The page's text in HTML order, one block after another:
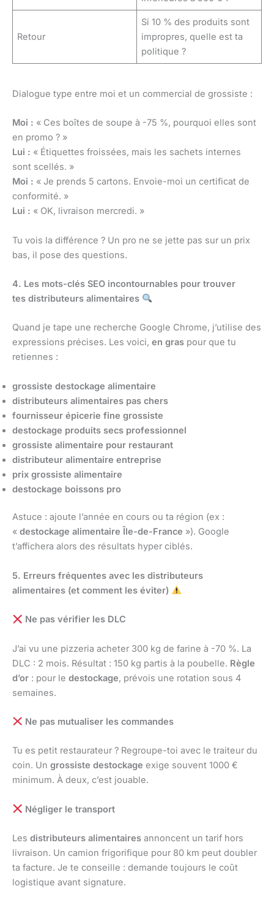
Retour
Si 10 % des produits sont
impropres, quelle est ta
politique ?
Dialogue type entre moi et un commercial de grossiste :
Moi : « Ces boîtes de soupe à -75 %, pourquoi elles sont
en promo ? »
Lui : « Étiquettes froissées, mais les sachets internes
sont scellés. »
Moi : « Je prends 5 cartons. Envoie-moi un certificat de
conformité. »
Lui : « OK, livraison mercredi. »
Tu vois la différence ? Un pro ne se jette pas sur un prix
bas, il pose des questions.
4. Les mots-clés SEO incontournables pour trouver
tes distributeurs alimentaires
Quand je tape une recherche Google Chrome, j’utilise des
expressions précises. Les voici, en gras pour que tu
retiennes :
grossiste destockage alimentaire
distributeurs alimentaires pas chers
fournisseur épicerie fine grossiste
destockage produits secs professionnel
grossiste alimentaire pour restaurant
distributeur alimentaire entreprise
prix grossiste alimentaire
destockage boissons pro
Astuce : ajoute l’année en cours ou ta région (ex :
« destockage alimentaire Île-de-France »). Google
t’affichera alors des résultats hyper ciblés.
5. Erreurs fréquentes avec les distributeurs
alimentaires (et comment les éviter)
Ne pas vérifier les DLC
J’ai vu une pizzeria acheter 300 kg de farine à -70 %. La
DLC : 2 mois. Résultat : 150 kg partis à la poubelle. Règle
d’or : pour le destockage, prévois une rotation sous 4
semaines.
Ne pas mutualiser les commandes
Tu es petit restaurateur ? Regroupe-toi avec le traiteur du
coin. Un grossiste destockage exige souvent 1000 €
minimum. À deux, c’est jouable.
Négliger le transport
Les distributeurs alimentaires annoncent un tarif hors
livraison. Un camion frigorifique pour 80 km peut doubler
ta facture. Je te conseille : demande toujours le coût
logistique avant signature.